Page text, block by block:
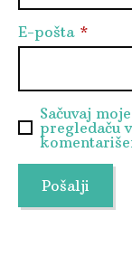
E-pošta *
Sačuvaj
pregledaču